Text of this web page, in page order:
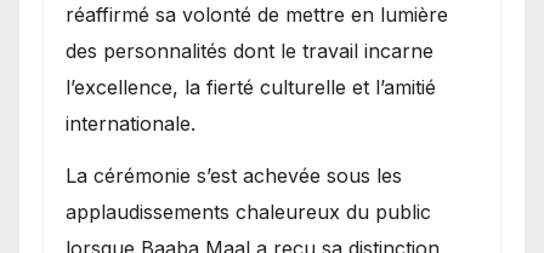
réaffirmé sa volonté de mettre en lumière
des personnalités dont le travail incarne
l’excellence, la fierté culturelle et l’amitié
internationale.
​La cérémonie s’est achevée sous les
applaudissements chaleureux du public
lorsque Baaba Maal a reçu sa distinction,